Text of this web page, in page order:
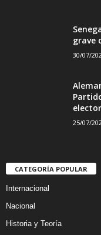
grave
30/07/
25/07/
CATEGORÍA POPULAR
Internacional
Nacional
Historia y Teoría